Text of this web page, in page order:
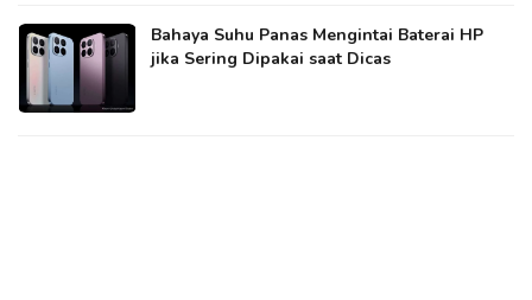
Bahaya Suhu Panas Mengintai Baterai HP
jika Sering Dipakai saat Dicas